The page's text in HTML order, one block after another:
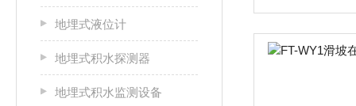
地埋式液位计
地埋式积水探测器
地埋式积水监测设备